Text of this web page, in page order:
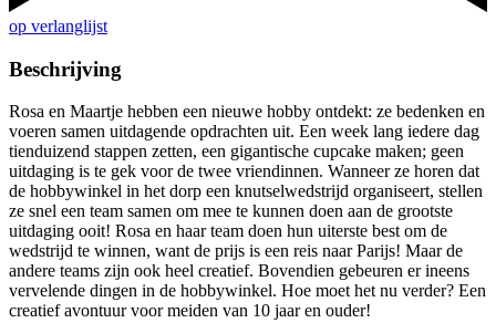
op verlanglijst
Beschrijving
Rosa en Maartje hebben een nieuwe hobby ontdekt: ze bedenken en
voeren samen uitdagende opdrachten uit. Een week lang iedere dag
tienduizend stappen zetten, een gigantische cupcake maken; geen
uitdaging is te gek voor de twee vriendinnen. Wanneer ze horen dat
de hobbywinkel in het dorp een knutselwedstrijd organiseert, stellen
ze snel een team samen om mee te kunnen doen aan de grootste
uitdaging ooit! Rosa en haar team doen hun uiterste best om de
wedstrijd te winnen, want de prijs is een reis naar Parijs! Maar de
andere teams zijn ook heel creatief. Bovendien gebeuren er ineens
vervelende dingen in de hobbywinkel. Hoe moet het nu verder? Een
creatief avontuur voor meiden van 10 jaar en ouder!